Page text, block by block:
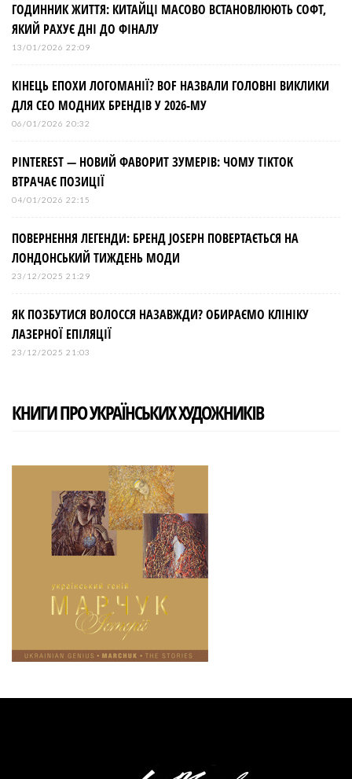
ГОДИННИК ЖИТТЯ: КИТАЙЦІ МАСОВО ВСТАНОВЛЮЮТЬ СОФТ,
ЯКИЙ РАХУЄ ДНІ ДО ФІНАЛУ
13/01/2026 22:09
КІНЕЦЬ ЕПОХИ ЛОГОМАНІЇ? BOF НАЗВАЛИ ГОЛОВНІ ВИКЛИКИ
ДЛЯ СЕО МОДНИХ БРЕНДІВ У 2026-МУ
06/01/2026 20:32
PINTEREST — НОВИЙ ФАВОРИТ ЗУМЕРІВ: ЧОМУ TIKTOK
ВТРАЧАЄ ПОЗИЦІЇ
04/01/2026 22:15
ПОВЕРНЕННЯ ЛЕГЕНДИ: БРЕНД JOSEPH ПОВЕРТАЄТЬСЯ НА
ЛОНДОНСЬКИЙ ТИЖДЕНЬ МОДИ
23/12/2025 21:29
ЯК ПОЗБУТИСЯ ВОЛОССЯ НАЗАВЖДИ? ОБИРАЄМО КЛІНІКУ
ЛАЗЕРНОЇ ЕПІЛЯЦІЇ
23/12/2025 21:03
КНИГИ ПРО УКРАЇНСЬКИХ ХУДОЖНИКІВ